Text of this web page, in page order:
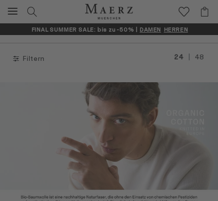
FINAL SUMMER SALE: bis zu -50% | DAMEN HERREN
Filtern 24 | 48